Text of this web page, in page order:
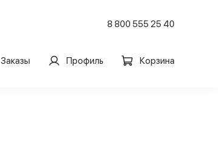
8 800 555 25 40
Заказы Профиль Корзина